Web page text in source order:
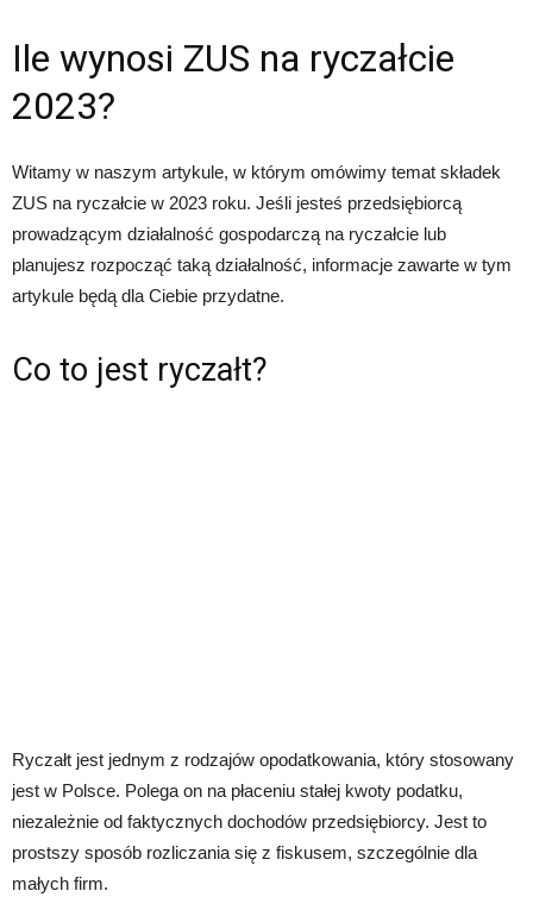
Ile wynosi ZUS na ryczałcie
2023?
Witamy w naszym artykule, w którym omówimy temat składek
ZUS na ryczałcie w 2023 roku. Jeśli jesteś przedsiębiorcą
prowadzącym działalność gospodarczą na ryczałcie lub
planujesz rozpocząć taką działalność, informacje zawarte w tym
artykule będą dla Ciebie przydatne.
Co to jest ryczałt?
Ryczałt jest jednym z rodzajów opodatkowania, który stosowany
jest w Polsce. Polega on na płaceniu stałej kwoty podatku,
niezależnie od faktycznych dochodów przedsiębiorcy. Jest to
prostszy sposób rozliczania się z fiskusem, szczególnie dla
małych firm.